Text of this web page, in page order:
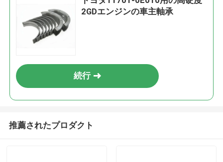
2GDエンジンの車主軸承
続行
推薦されたプロダクト